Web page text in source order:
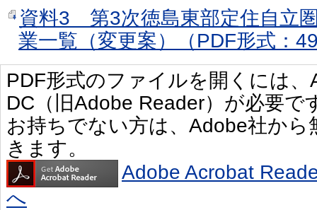
資料3 第3次徳島東部定住自立
業一覧（変更案）（PDF形式：
PDF形式のファイルを開くには
DC（旧Adobe Reader）が必要で
お持ちでない方は、Adobe社か
きます。
Adobe Acrobat
へ